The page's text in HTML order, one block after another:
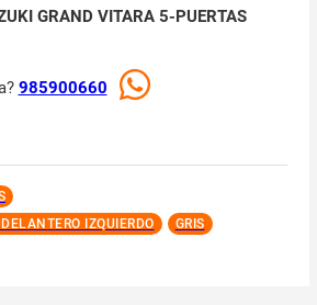
GRAND VITARA 5-PUERTAS
985900660
IZQUIERDO
GRIS